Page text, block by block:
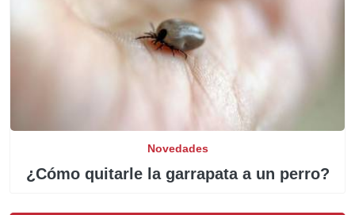
Novedades
¿Cómo quitarle la garrapata a un perro?